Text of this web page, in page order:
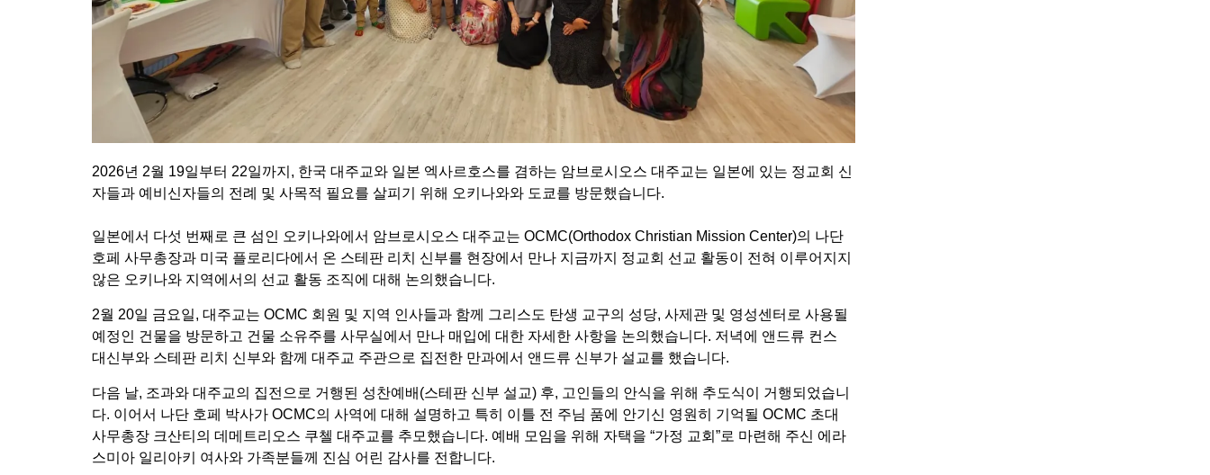
2026년 2월 19일부터 22일까지, 한국 대주교와 일본 엑사르호스를 겸하는 암브로시오스 대주교는 일본에 있는 정교회 신
자들과 예비신자들의 전례 및 사목적 필요를 살피기 위해 오키나와와 도쿄를 방문했습니다.
일본에서 다섯 번째로 큰 섬인 오키나와에서 암브로시오스 대주교는 OCMC(Orthodox Christian Mission Center)의 나단
호페 사무총장과 미국 플로리다에서 온 스테판 리치 신부를 현장에서 만나 지금까지 정교회 선교 활동이 전혀 이루어지지
않은 오키나와 지역에서의 선교 활동 조직에 대해 논의했습니다.
2월 20일 금요일, 대주교는 OCMC 회원 및 지역 인사들과 함께 그리스도 탄생 교구의 성당, 사제관 및 영성센터로 사용될
예정인 건물을 방문하고 건물 소유주를 사무실에서 만나 매입에 대한 자세한 사항을 논의했습니다. 저녁에 앤드류 컨스
대신부와 스테판 리치 신부와 함께 대주교 주관으로 집전한 만과에서 앤드류 신부가 설교를 했습니다.
다음 날, 조과와 대주교의 집전으로 거행된 성찬예배(스테판 신부 설교) 후, 고인들의 안식을 위해 추도식이 거행되었습니
다. 이어서 나단 호페 박사가 OCMC의 사역에 대해 설명하고 특히 이틀 전 주님 품에 안기신 영원히 기억될 OCMC 초대
사무총장 크산티의 데메트리오스 쿠첼 대주교를 추모했습니다. 예배 모임을 위해 자택을 “가정 교회”로 마련해 주신 에라
스미아 일리아키 여사와 가족분들께 진심 어린 감사를 전합니다.